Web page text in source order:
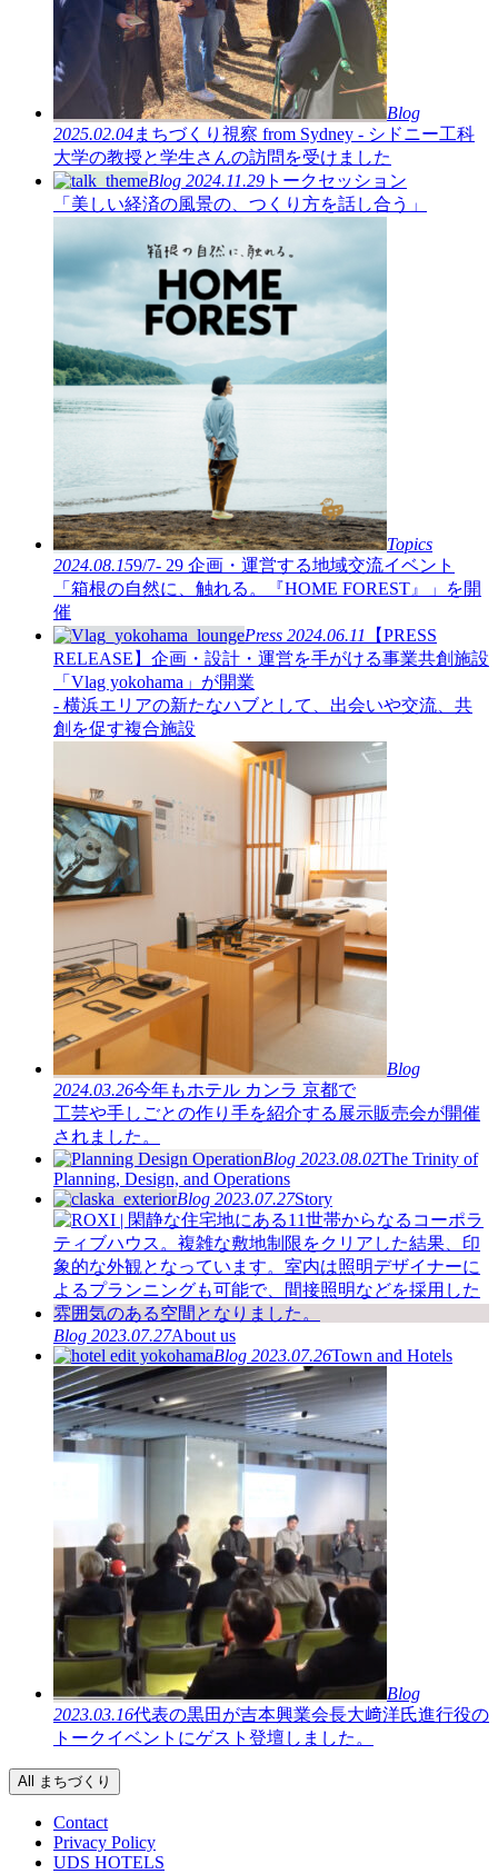
Blog
2025.02.04まちづくり視察 from Sydney - シドニー工科
大学の教授と学生さんの訪問を受けました
Blog 2024.11.29 トークセッション
「美しい経済の風景の、つくり方を話し合う」
Topics
2024.08.159/7- 29 企画・運営する地域交流イベント
「箱根の自然に、触れる。『HOME FOREST』」を開
催
Press 2024.06.11
【PRESS
RELEASE】企画・設計・運営を手がける事業共創施設
「Vlag yokohama」が開業
- 横浜エリアの新たなハブとして、出会いや交流、共
創を促す複合施設
Blog
2024.03.26今年もホテル カンラ 京都で
工芸や手しごとの作り手を紹介する展示販売会が開催
されました。
Blog 2023.08.02The Trinity of
Planning, Design, and Operations
Blog 2023.07.27Story
Blog 2023.07.27About us
Blog 2023.07.26Town and Hotels
Blog
2023.03.16代表の黒田が吉本興業会長大﨑洋氏進行役の
トークイベントにゲスト登壇しました。
All まちづくり
Contact
Privacy Policy
UDS HOTELS